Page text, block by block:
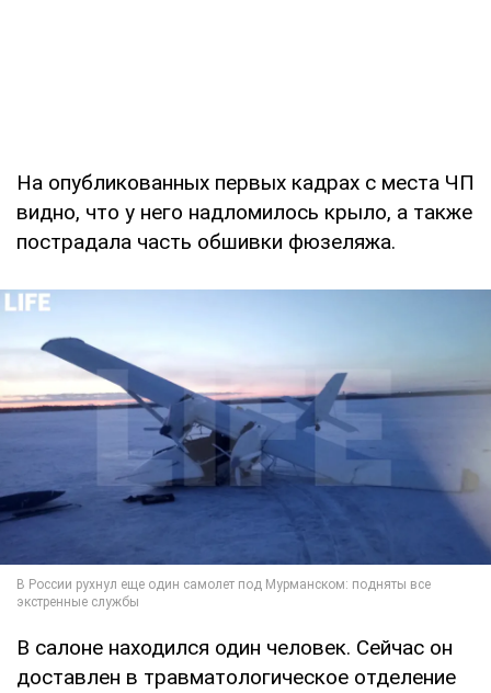
На опубликованных первых кадрах с места ЧП
видно, что у него надломилось крыло, а также
пострадала часть обшивки фюзеляжа.
В салоне находился один человек. Сейчас он
доставлен в травматологическое отделение